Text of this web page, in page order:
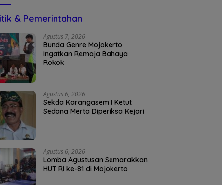
& Pemerintahan
Agustus 7, 2026
Bunda Genre Mojokerto
Ingatkan Remaja Bahaya
Rokok
Agustus 6, 2026
Sekda Karangasem I Ketut
Sedana Merta Diperiksa Kejari
Agustus 6, 2026
Lomba Agustusan Semarakkan
HUT RI ke-81 di Mojokerto